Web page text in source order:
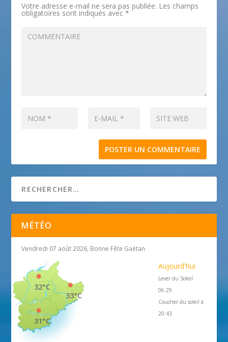
Votre adresse e-mail ne sera pas publiée. Les champs
obligatoires sont indiqués avec*
MÉTÉO
Vendredi 07 août 2026, Bonne Fête Gaétan
33°C
32°C
31°C
Aujourd'hui
Lever du Soleil
06:29
Coucher du soleil à
20:43